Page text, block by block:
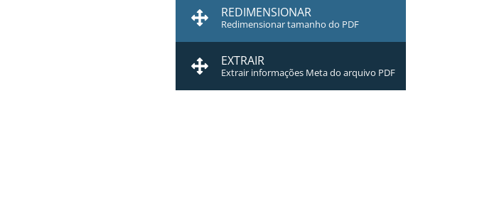
REDIMENSIONAR
Redimensionar tamanho do PDF
EXTRAIR
Extrair informações Meta do arquivo PDF